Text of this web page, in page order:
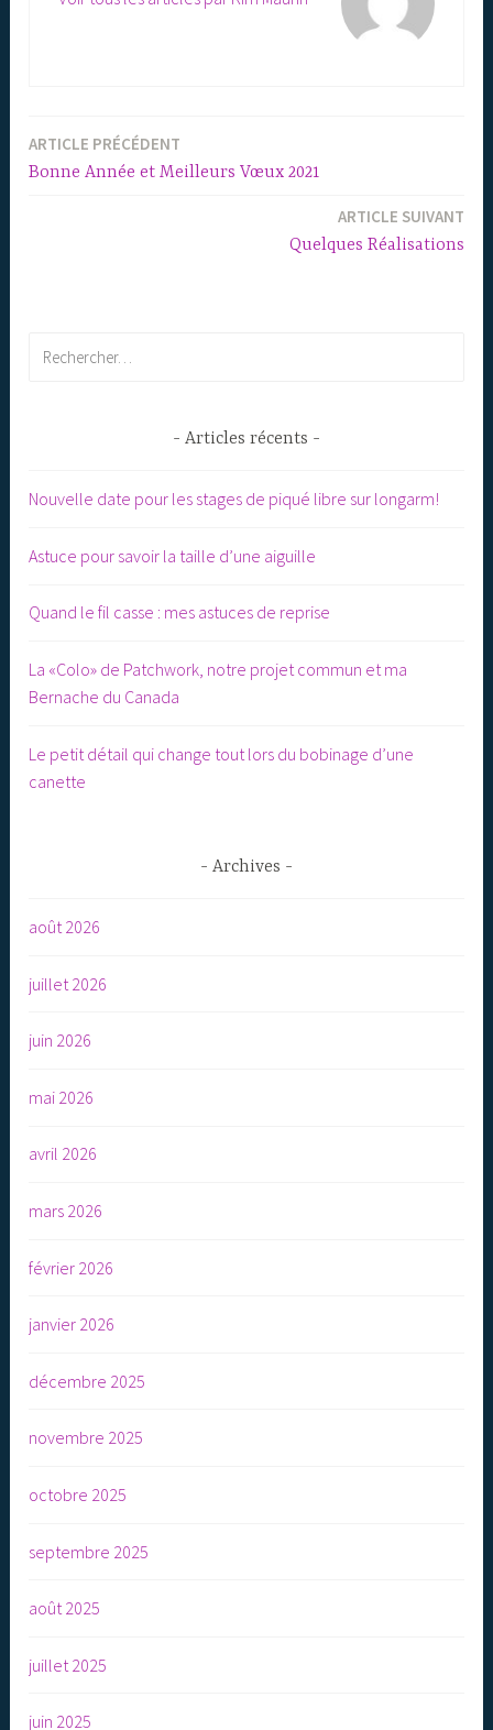
Navigation
ARTICLE PRÉCÉDENT
Bonne Année et Meilleurs Vœux 2021
ARTICLE SUIVANT
Quelques Réalisations
Articles récents
Nouvelle date pour les stages de piqué libre sur longarm!
Astuce pour savoir la taille d’une aiguille
Quand le fil casse : mes astuces de reprise
La «Colo» de Patchwork, notre projet commun et ma
Bernache du Canada
Le petit détail qui change tout lors du bobinage d’une
canette
Archives
août 2026
juillet 2026
juin 2026
mai 2026
avril 2026
mars 2026
février 2026
janvier 2026
décembre 2025
novembre 2025
octobre 2025
septembre 2025
août 2025
juillet 2025
juin 2025